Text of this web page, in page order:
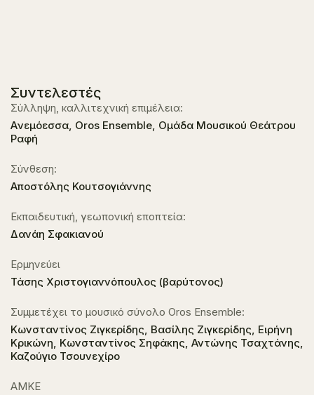
Συντελεστές
Σύλληψη, καλλιτεχνική επιμέλεια:
Aνεμόεσσα, Oros Ensemble, Ομάδα Μουσικού Θεάτρου
Ραφή
Σύνθεση:
Αποστόλης Κουτσογιάννης
Εκπαιδευτική, γεωπονική εποπτεία:
Δανάη Σφακιανού
Ερμηνεύει
Τάσης Χριστογιαννόπουλος (βαρύτονος)
Συμμετέχει το μουσικό σύνολο Oros Ensemble:
Κωνσταντίνος Ζιγκερίδης, Βασίλης Ζιγκερίδης, Ειρήνη
Κρικώνη, Κωνσταντίνος Σηφάκης, Αντώνης Τσαχτάνης,
Καζούγιο Τσουνεχίρο
ΑΜΚΕ